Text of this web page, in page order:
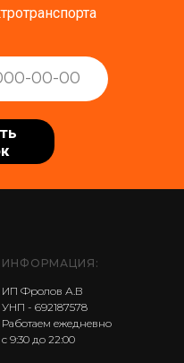
ИНФОРМАЦИЯ:
ИП Фролов А.В
УНП - 692187578
Работаем ежедневно
с 9:30 до 22:00